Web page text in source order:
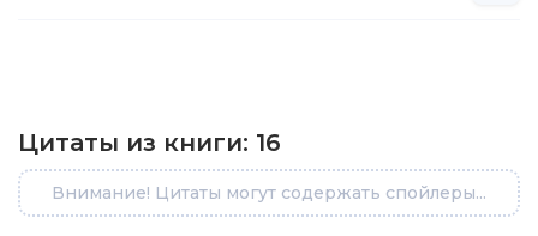
Цитаты из книги: 16
Внимание! Цитаты могут содержать спойлеры...